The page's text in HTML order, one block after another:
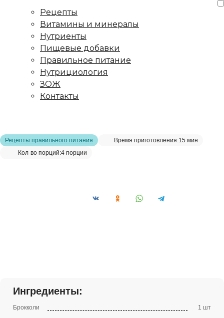
Рецепты
Витамины и минералы
Нутриенты
Пищевые добавки
Правильное питание
Нутрициология
ЗОЖ
Контакты
Рецепты правильного питания Время приготовления:15 мин
Кол-во порций:4 порции
Ингредиенты:
Брокколи 1 шт